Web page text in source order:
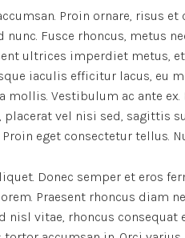
Proin ornare, risus
Fusce rhoncus, metus
ultrices imperdiet metus,
iaculis efficitur lacus, eu
mollis. Vestibulum ac ante
placerat vel nisi sed, sagittis
eget consectetur tellus.
Donec semper et eros
Praesent rhoncus diam
vitae, rhoncus consequat